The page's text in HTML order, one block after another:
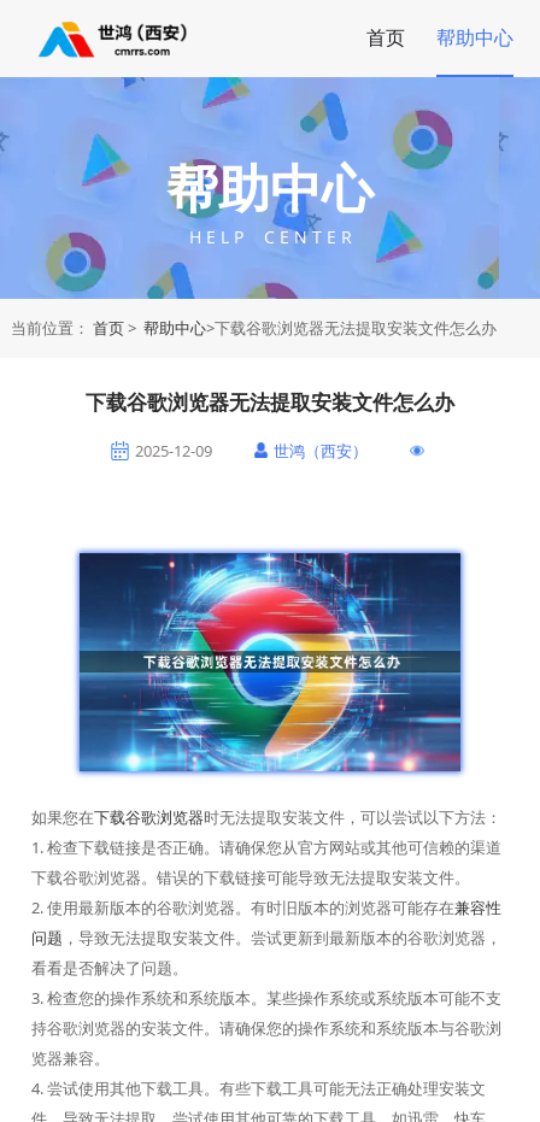
首页 帮助中心
帮助中心
H E L P C E N T E R
当前位置： 首页> 帮助中心>下载谷歌浏览器无法提取安装文件怎么办
下载谷歌浏览器无法提取安装文件怎么办
2025-12-09 世鸿（西安）
如果您在下载谷歌浏览器时无法提取安装文件，可以尝试以下方法：
1. 检查下载链接是否正确。请确保您从官方网站或其他可信赖的渠道
下载谷歌浏览器。错误的下载链接可能导致无法提取安装文件。
2. 使用最新版本的谷歌浏览器。有时旧版本的浏览器可能存在兼容性
问题 ，导致无法提取安装文件。尝试更新到最新版本的谷歌浏览器，
看看是否解决了问题。
3. 检查您的操作系统和系统版本。某些操作系统或系统版本可能不支
持谷歌浏览器的安装文件。请确保您的操作系统和系统版本与谷歌浏
览器兼容。
4. 尝试使用其他下载工具。有些下载工具可能无法正确处理安装文